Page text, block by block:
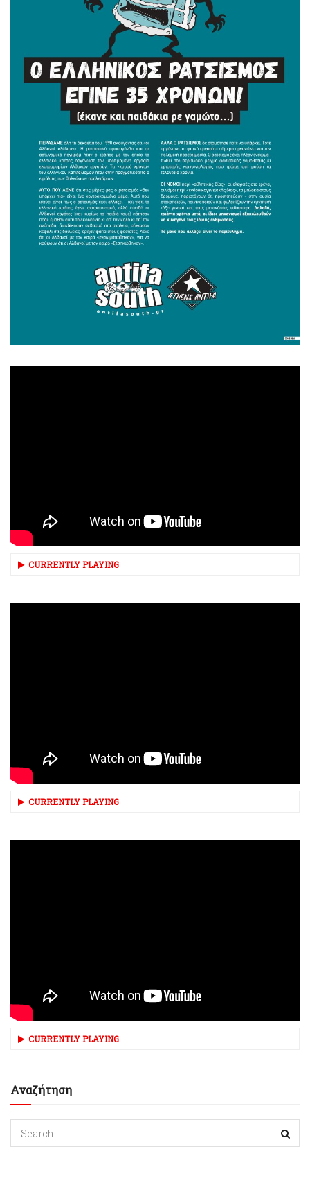
CURRENTLY PLAYING
CURRENTLY PLAYING
CURRENTLY PLAYING
Αναζήτηση